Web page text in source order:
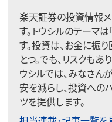
楽天証券の投資情報メ
す。トウシルのテーマ
す。投資は、お金に振
とつ。でも、リスクもあ
ウシルでは、みなさん
安を減らし、投資への
ツを提供します。